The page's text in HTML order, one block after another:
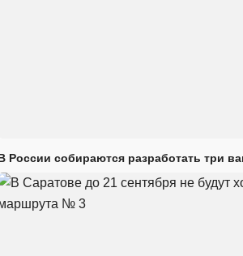
России собираются разработать три